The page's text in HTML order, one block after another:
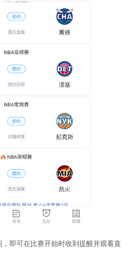
，即可在比赛开始时收到提醒并观看直